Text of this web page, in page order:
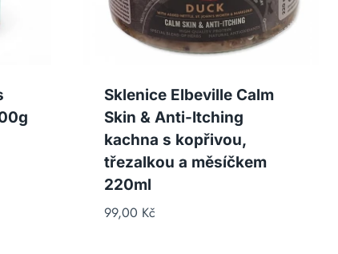
Sklenice Elbeville Calm
Skin & Anti-Itching
kachna s kopřivou,
třezalkou a měsíčkem
220ml
99,00 Kč